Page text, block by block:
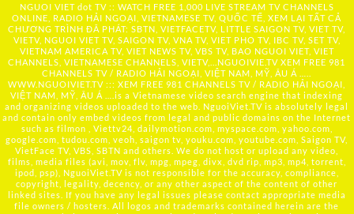
NGUOI VIET dot TV :: WATCH FREE 1,000 LIVE STREAM TV CHANNELS
ONLINE, RADIO HẢI NGOẠI, VIETNAMESE TV, QUỐC TẾ, XEM LẠI TẤT CẢ
CHƯƠNG TRÌNH ĐÃ PHÁT: SBTN, VIETFACETV, LITTLE SAIGON TV, VIET TV,
VIETV, NGUOI VIET TV, SAIGON TV, VNA TV, VIET PHO TV, IBC TV, SET TV,
VIETNAM AMERICA TV, VIET NEWS TV, VBS TV, BAO NGUOI VIET, VIET
CHANNELS, VIETNAMESE CHANNELS, VIETV,... NGUOIVIE.TV XEM FREE 981
CHANNELS TV / RADIO HẢI NGOẠI, VIỆT NAM, MỸ, ÂU Á …..
WWW.NGUOIVIET.TV ::: XEM FREE 981 CHANNELS TV / RADIO HẢI NGOẠI,
VIỆT NAM, MỸ, ÂU Á ….is a Vietnamese video search engine that indexing
and organizing videos uploaded to the web. NguoiViet.TV is absolutely legal
and contain only embed videos from legal and public domains on the Internet
such as filmon , Viettv24, dailymotion.com, myspace.com, yahoo.com,
google.com, tudou.com, veoh, saigon tv, youku.com, youtube.com, Saigon TV,
VietFace TV, VBS, SBTN and others. We do not host or upload any video,
films, media files (avi, mov, flv, mpg, mpeg, divx, dvd rip, mp3, mp4, torrent,
ipod, psp), NguoiViet.TV is not responsible for the accuracy, compliance,
copyright, legality, decency, or any other aspect of the content of other
linked sites. If you have any legal issues please contact appropriate media
file owners / hosters. All logos and trademarks contained herein are the